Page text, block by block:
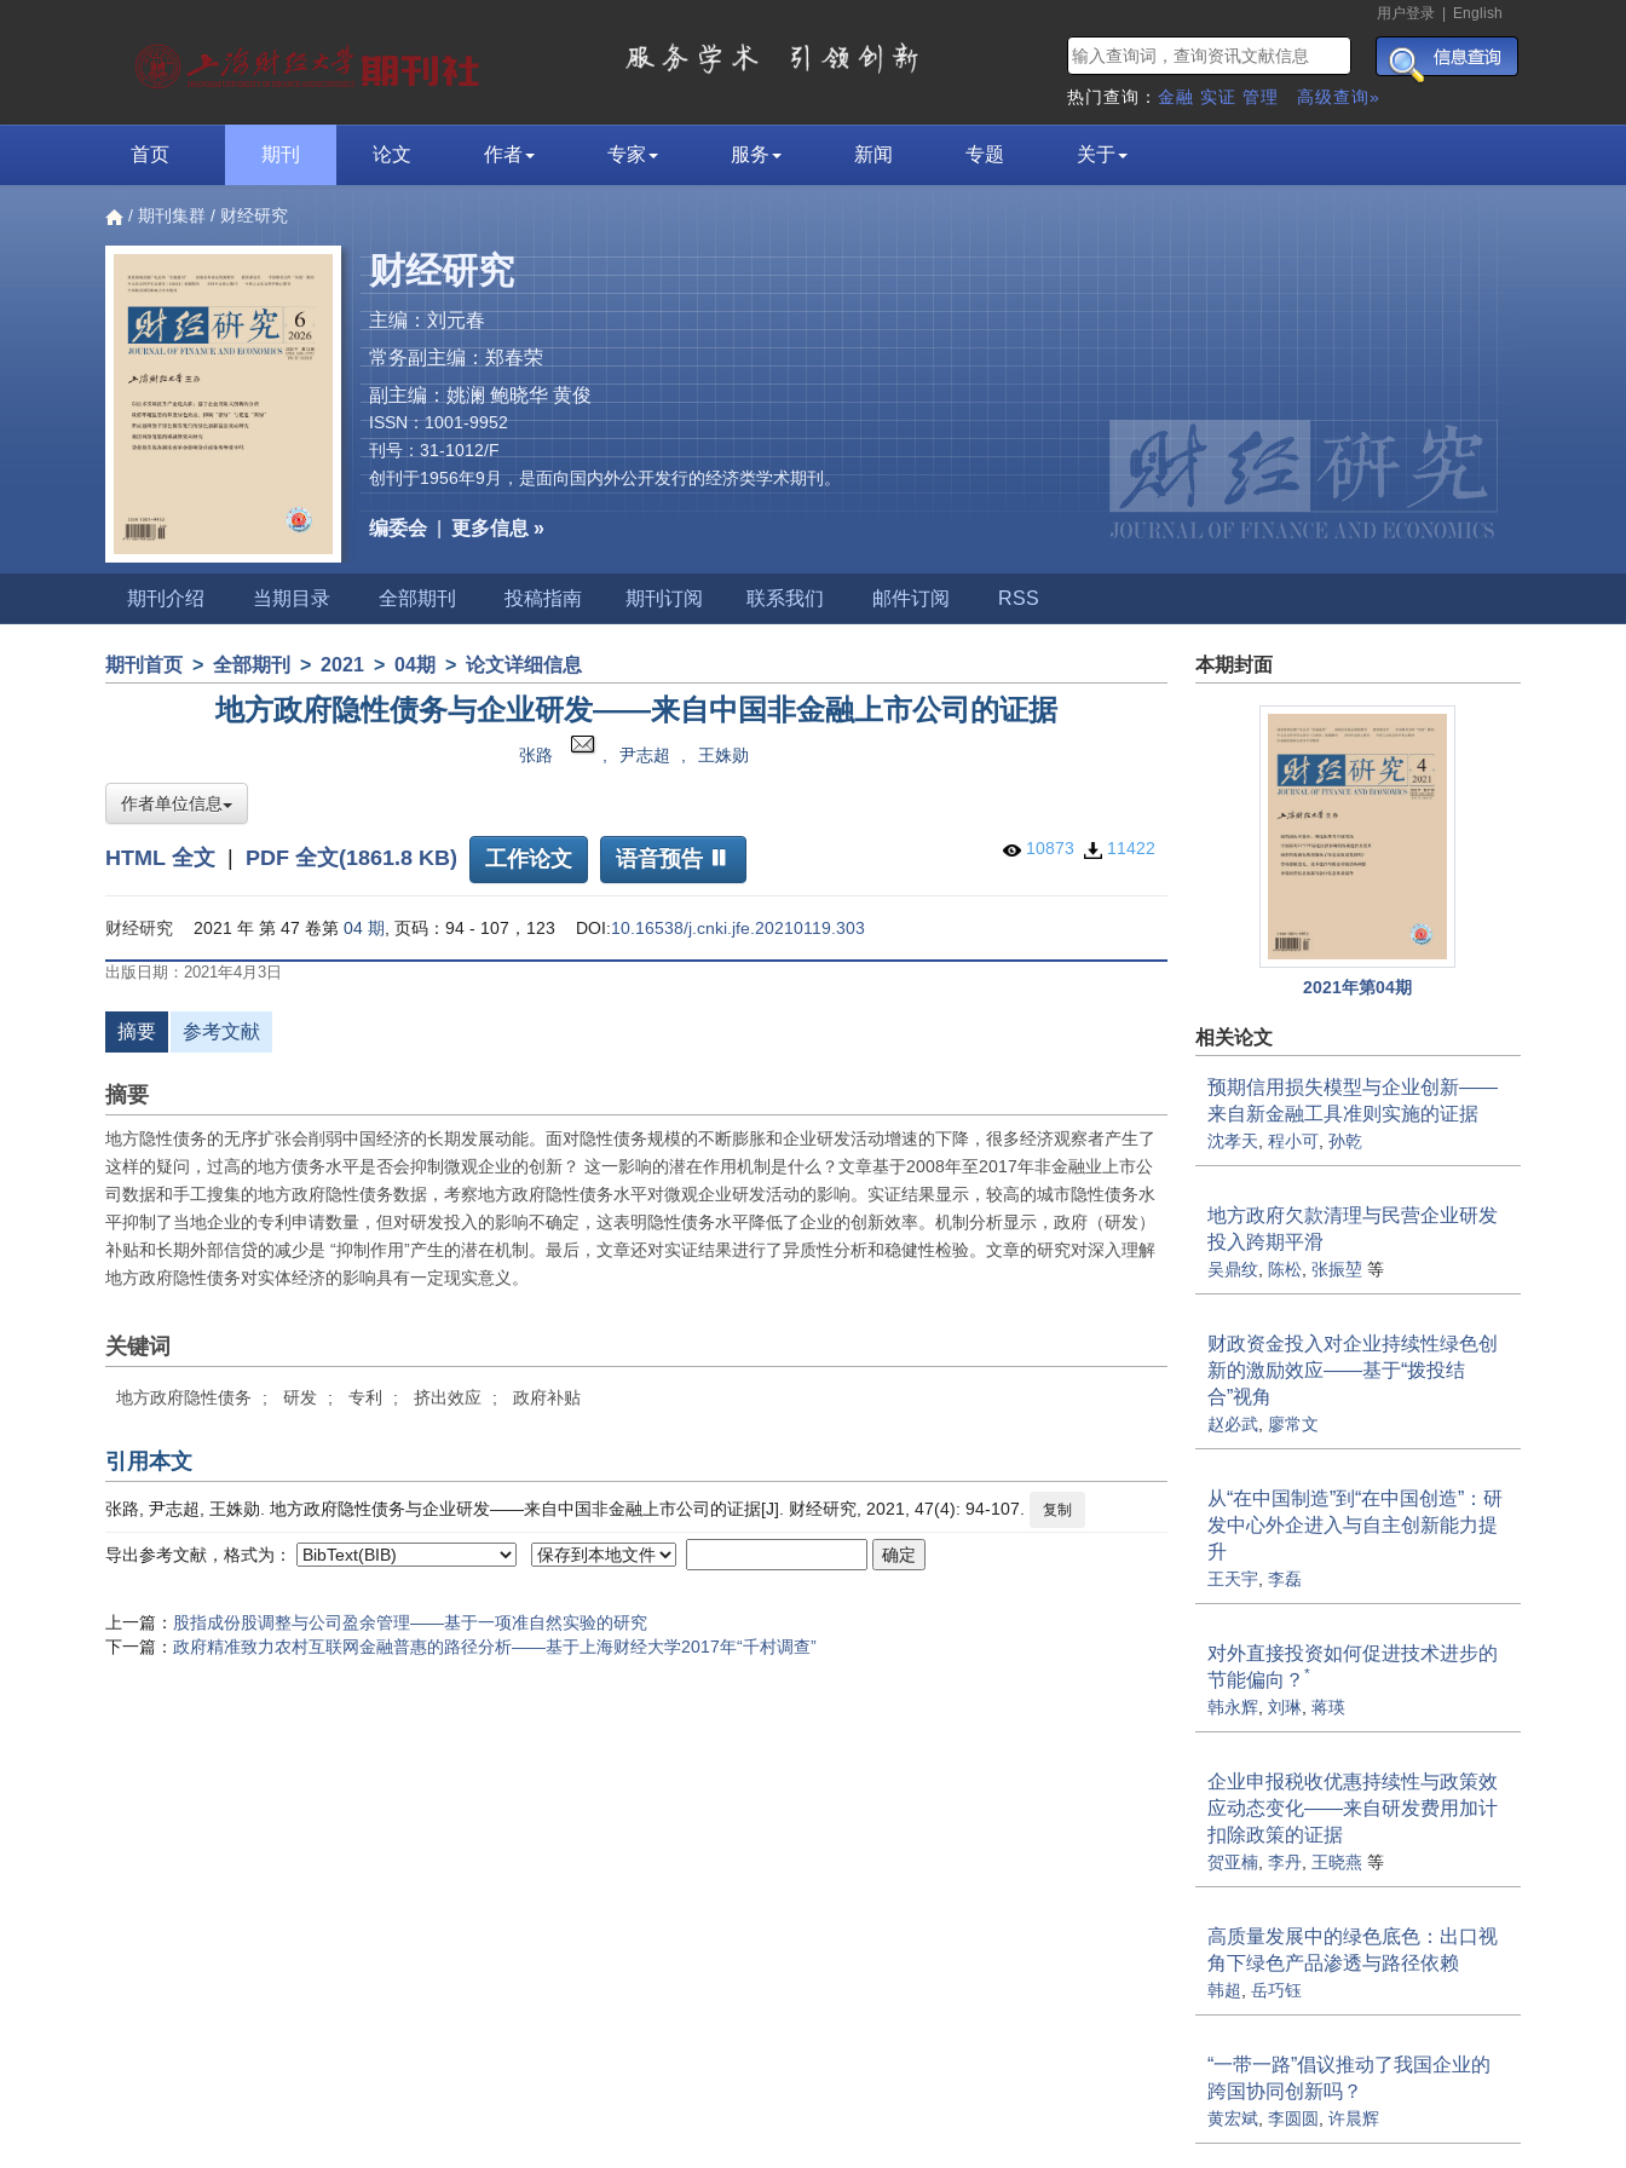
用户登录 English
热门查询： 金融 实证 管理 高级查询»
首页 期刊 论文 作者 专家 服务 新闻 专题 关于
/ 期刊集群 / 财经研究
财经研究
主编：刘元春
常务副主编：郑春荣
副主编：姚澜 鲍晓华 黄俊
ISSN：1001-9952
刊号：31-1012/F
创刊于1956年9月，是面向国内外公开发行的经济类学术期刊。
编委会 更多信息 »
期刊介绍 当期目录 全部期刊 投稿指南 期刊订阅 联系我们 邮件订阅 RSS
期刊首页 > 全部期刊 > 2021 > 04期 > 论文详细信息
地方政府隐性债务与企业研发——来自中国非金融上市公司的证据
张路 尹志超 王姝勋
作者单位信息
HTML 全文 PDF 全文(1861.8 KB) 工作论文 语音预告 10873 11422
财经研究 2021 年 第 47 卷第 04 期, 页码：94 - 107，123 DOI:10.16538/j.cnki.jfe.20210119.303
出版日期：2021年4月3日
摘要 参考文献
摘要
地方隐性债务的无序扩张会削弱中国经济的长期发展动能。面对隐性债务规模的不断膨胀和企业研发活动增速的下降，很多经济观察者产生了
这样的疑问，过高的地方债务水平是否会抑制微观企业的创新？ 这一影响的潜在作用机制是什么？文章基于2008年至2017年非金融业上市公
司数据和手工搜集的地方政府隐性债务数据，考察地方政府隐性债务水平对微观企业研发活动的影响。实证结果显示，较高的城市隐性债务水
平抑制了当地企业的专利申请数量，但对研发投入的影响不确定，这表明隐性债务水平降低了企业的创新效率。机制分析显示，政府（研发）
补贴和长期外部信贷的减少是 “抑制作用”产生的潜在机制。最后，文章还对实证结果进行了异质性分析和稳健性检验。文章的研究对深入理解
地方政府隐性债务对实体经济的影响具有一定现实意义。
关键词
地方政府隐性债务 ; 研发 ; 专利 ; 挤出效应 ; 政府补贴
引用本文
张路, 尹志超, 王姝勋. 地方政府隐性债务与企业研发——来自中国非金融上市公司的证据[J]. 财经研究, 2021, 47(4): 94-107. 复制
导出参考文献，格式为：
上一篇： 股指成份股调整与公司盈余管理——基于一项准自然实验的研究
下一篇： 政府精准致力农村互联网金融普惠的路径分析——基于上海财经大学2017年“千村调查”
本期封面
2021年第04期
相关论文
预期信用损失模型与企业创新——
来自新金融工具准则实施的证据
沈孝天 程小可, 孙乾
地方政府欠款清理与民营企业研发
投入跨期平滑
吴鼎纹, 陈松, 张振堃等
财政资金投入对企业持续性绿色创
新的激励效应——基于“拨投结
合”视角
赵必武, 廖常文
从“在中国制造”到“在中国创造”：研
发中心外企进入与自主创新能力提
升
王天宇, 李磊
对外直接投资如何促进技术进步的
节能偏向？ *
韩永辉, 刘琳 蒋瑛
企业申报税收优惠持续性与政策效
应动态变化——来自研发费用加计
扣除政策的证据
贺亚楠, 李丹, 王晓燕 等
高质量发展中的绿色底色：出口视
角下绿色产品渗透与路径依赖
韩超 岳巧钰
“一带一路”倡议推动了我国企业的
跨国协同创新吗？
黄宏斌, 李圆圆 许晨辉